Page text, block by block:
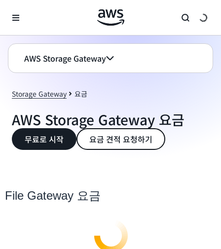
AWS Storage Gateway
Storage Gateway 요금
AWS Storage Gateway 요금
무료로 시작 요금 견적 요청하기
File Gateway 요금